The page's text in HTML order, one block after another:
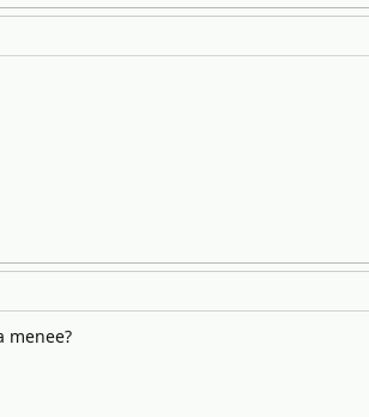
menee?